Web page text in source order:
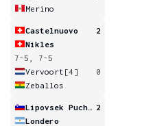
Merino
Castelnuovo
2
Nikles
7-5, 7-5
Vervoort [4]
0
Zeballos
2
Londero